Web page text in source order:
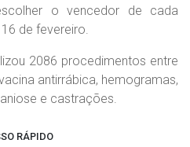
o vencedor de cada
de fevereiro.
2086 procedimentos entre
antirrábica, hemogramas,
e castrações.
RÁPIDO